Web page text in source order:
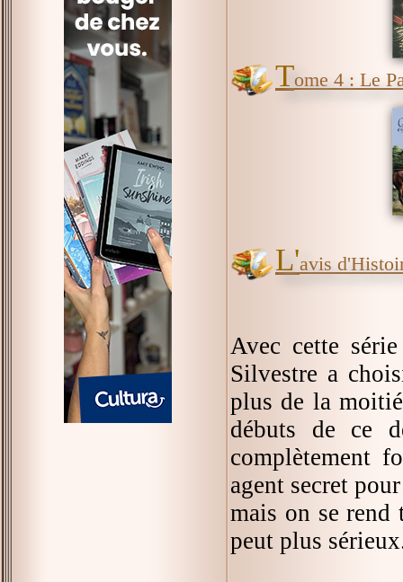
Tome 4 : Le
L'avis
Avec cette
Silvestre a
plus de la
débuts de ce
complètement
agent secret
mais on se
peut plus